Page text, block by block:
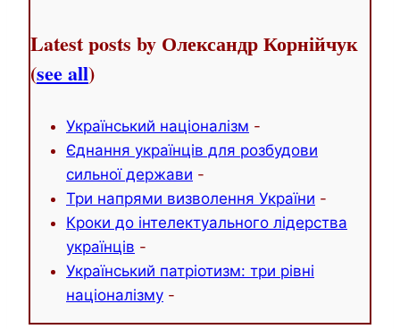
Latest posts by Олександр Корнійчук
(see all)
Український націоналізм -
Єднання українців для розбудови
сильної держави -
Три напрями визволення України -
Кроки до інтелектуального лідерства
українців -
Український патріотизм: три рівні
націоналізму -